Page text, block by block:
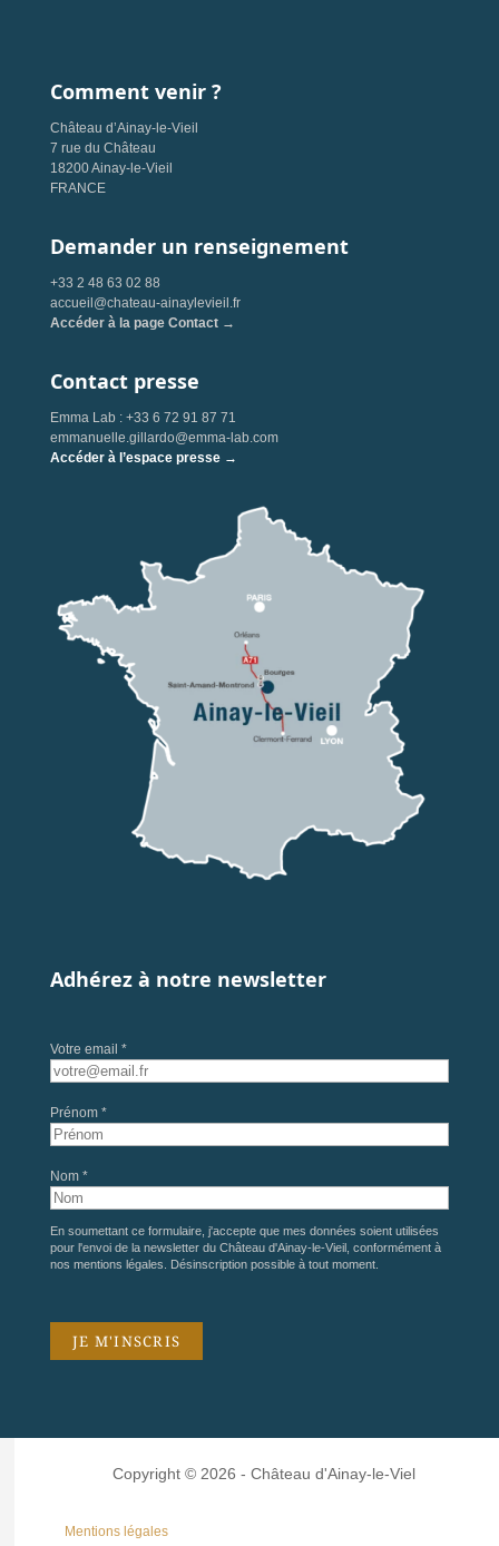
Comment venir ?
Château d’Ainay-le-Vieil
7 rue du Château
18200 Ainay-le-Vieil
FRANCE
Demander un renseignement
+33 2 48 63 02 88
accueil@chateau-ainaylevieil.fr
Accéder à la page Contact →
Contact presse
Emma Lab : +33 6 72 91 87 71
emmanuelle.gillardo@emma-lab.com
Accéder à l’espace presse →
Adhérez à notre newsletter
Votre email *
Prénom *
Nom *
En soumettant ce formulaire, j'accepte que mes données soient utilisées
pour l'envoi de la newsletter du Château d'Ainay-le-Vieil, conformément à
nos mentions légales . Désinscription possible à tout moment.
Copyright © 2026 - Château d'Ainay-le-Viel
Mentions légales